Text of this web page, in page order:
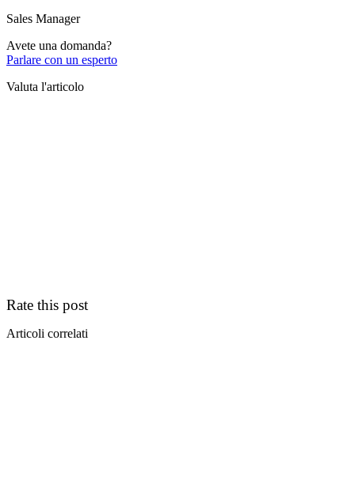
Sales Manager
Avete una domanda?
Parlare con un esperto
Valuta l'articolo
Rate this post
Articoli correlati